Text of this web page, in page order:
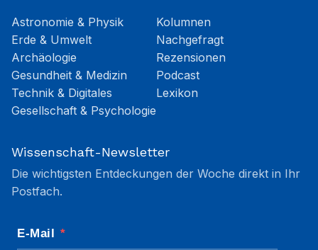
Astronomie & Physik
Erde & Umwelt
Archäologie
Gesundheit & Medizin
Technik & Digitales
Gesellschaft & Psychologie
Kolumnen
Nachgefragt
Rezensionen
Podcast
Lexikon
Wissenschaft-Newsletter
Die wichtigsten Entdeckungen der Woche direkt in Ihr
Postfach.